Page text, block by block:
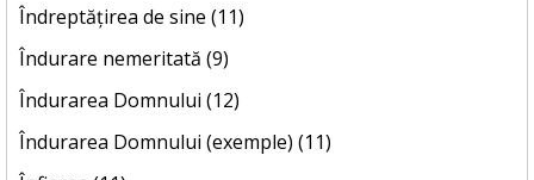
Îndreptățirea de sine (11)
Îndurare nemeritată (9)
Îndurarea Domnului (12)
Îndurarea Domnului (exemple) (11)